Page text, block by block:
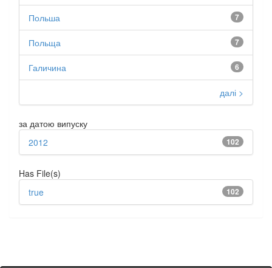
7
Польша
7
Польща
6
Галичина
далі >
за датою випуску
102
2012
Has File(s)
102
true